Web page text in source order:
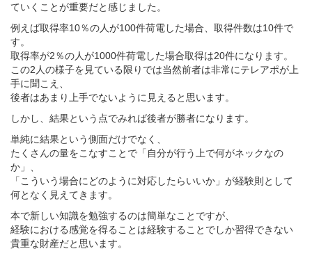
ていくことが重要だと感じました。
例えば取得率10％の人が100件荷電した場合、取得件数は10件で
す。
取得率が2％の人が1000件荷電した場合取得は20件になります。
この2人の様子を見ている限りでは当然前者は非常にテレアポが上
手に聞こえ、
後者はあまり上手でないように見えると思います。
しかし、結果という点でみれば後者が勝者になります。
単純に結果という側面だけでなく、
たくさんの量をこなすことで「自分が行う上で何がネックなの
か」、
「こういう場合にどのように対応したらいいか」が経験則として
何となく見えてきます。
本で新しい知識を勉強するのは簡単なことですが、
経験における感覚を得ることは経験することでしか習得できない
貴重な財産だと思います。